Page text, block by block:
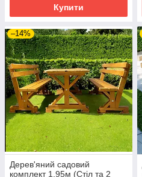
Купити
–14%
Дерев'яний садовий
комплект 1,95м (Стіл та 2